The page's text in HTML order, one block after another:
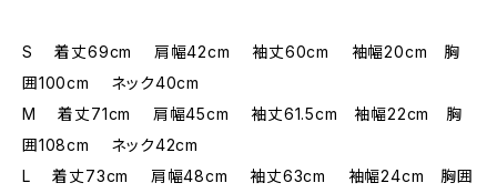
S 着丈69cm 肩幅42cm 袖丈60cm 袖幅20cm 胸
囲100cm ネック40cm
M 着丈71cm 肩幅45cm 袖丈61.5cm 袖幅22cm 胸
囲108cm ネック42cm
L 着丈73cm 肩幅48cm 袖丈63cm 袖幅24cm 胸囲